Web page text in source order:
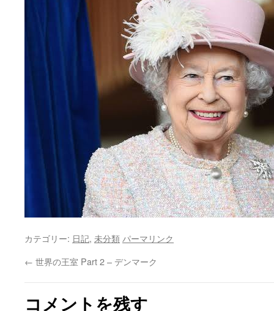
カテゴリー: 日記, 未分類 パーマリンク
← 世界の王室 Part 2 – デンマーク
コメントを残す